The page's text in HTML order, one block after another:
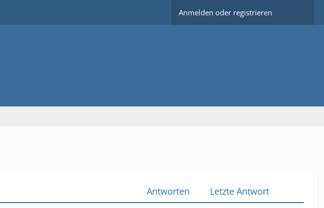
Anmelden oder registrieren
Antworten Letzte Antwort